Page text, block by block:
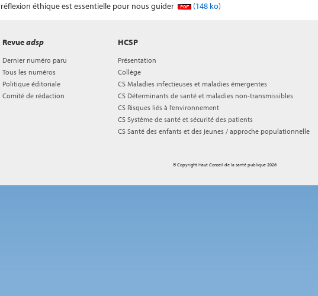
réflexion éthique est essentielle pour nous guider
(148 ko)
HCSP
Présentation
Collège
CS Maladies infectieuses et maladies émergentes
CS Déterminants de santé et maladies non-transmissibles
CS Risques liés à l’environnement
CS Système de santé et sécurité des patients
CS Santé des enfants et des jeunes / approche populationnelle
Revueadsp
Dernier numéro paru
Tous les numéros
Politique éditoriale
Comité de rédaction
© Copyright Haut Conseil de la santé publique 2026